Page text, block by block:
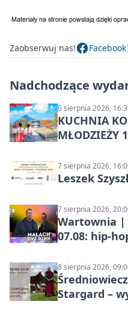
Zaobserwuj nas! Facebook
Nadchodzące
6 sierpnia 2026,
KUCHNIA
MŁODZIEŻY
7 sierpnia 2026,
Leszek
7 sierpnia 2026,
Wartownia |
07.08: hip-
8 sierpnia 2026,
Stargard –